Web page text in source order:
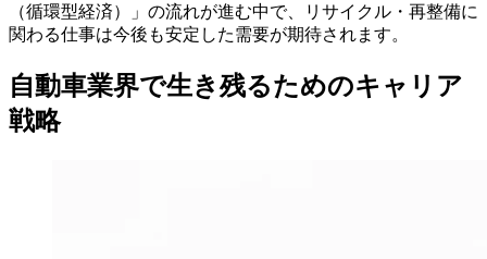
（循環型経済）」の流れが進む中で、リサイクル・再整備に
関わる仕事は今後も安定した需要が期待されます。
自動車業界で生き残るためのキャリア
戦略